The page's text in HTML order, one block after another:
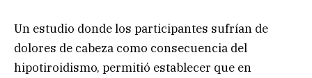
Un estudio donde los participantes sufrían de
dolores de cabeza como consecuencia del
hipotiroidismo, permitió establecer que en